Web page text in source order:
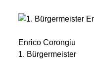
Enrico Corongiu
1. Bürgermeister